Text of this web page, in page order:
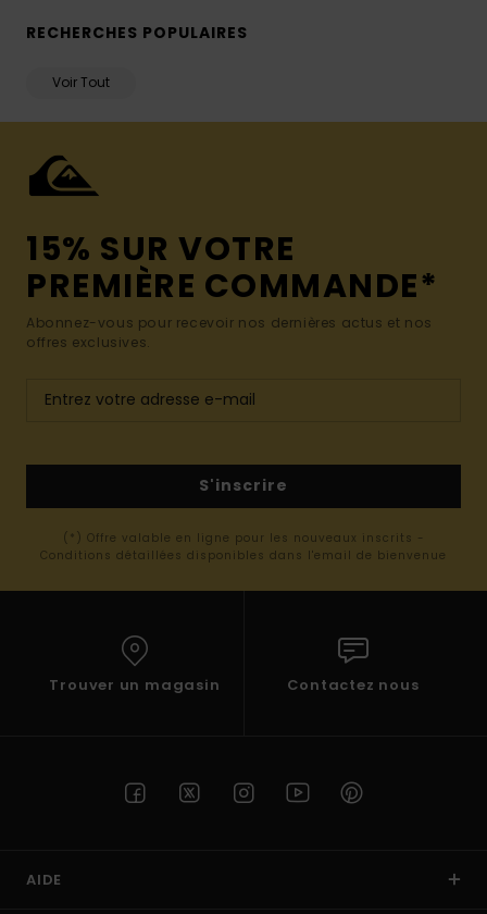
RECHERCHES POPULAIRES
Voir Tout
15% SUR VOTRE
PREMIÈRE COMMANDE*
Abonnez-vous pour recevoir nos dernières actus et nos
offres exclusives.
S'inscrire
(*) Offre valable en ligne pour les nouveaux inscrits -
Conditions détaillées disponibles dans l'email de bienvenue
Trouver un magasin Contactez nous
AIDE